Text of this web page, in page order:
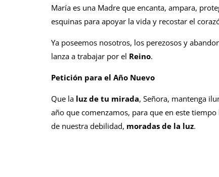
María es una Madre que encanta, ampara,
esquinas para apoyar la vida y recostar el
Ya poseemos nosotros, los perezosos y
lanza a trabajar por el Reino.
Petición para el Año Nuevo
Que la luz de tu mirada, Señora, mantenga
año que comenzamos, para que en este
de nuestra debilidad, moradas de la luz.